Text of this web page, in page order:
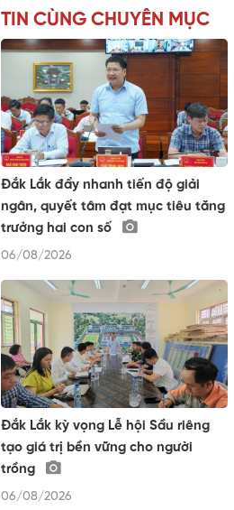
TIN CÙNG CHUYÊN MỤC
Đắk Lắk đẩy nhanh tiến độ giải
ngân, quyết tâm đạt mục tiêu tăng
trưởng hai con số
06/08/2026
Đắk Lắk kỳ vọng Lễ hội Sầu riêng
tạo giá trị bền vững cho người
trồng
06/08/2026